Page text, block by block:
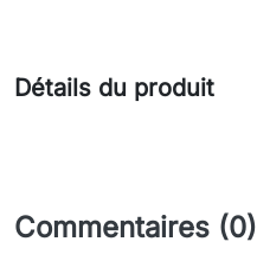
Détails du produit
Commentaires (0)